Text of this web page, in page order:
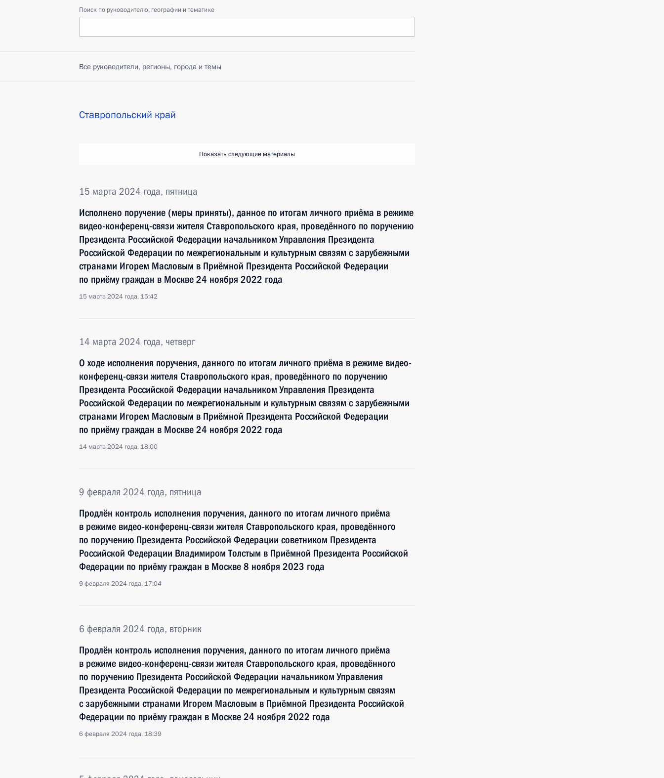
Поиск по руководителю, географии и тематике
Все руководители, регионы, города и темы
Ставропольский край
Показать следующие материалы
15 марта 2024 года, пятница
Исполнено поручение (меры приняты), данное по итогам личного приёма в режиме
видео-конференц-связи жителя Ставропольского края, проведённого по поручению
Президента Российской Федерации начальником Управления Президента
Российской Федерации по межрегиональным и культурным связям с зарубежными
странами Игорем Масловым в Приёмной Президента Российской Федерации
по приёму граждан в Москве 24 ноября 2022 года
15 марта 2024 года, 15:42
14 марта 2024 года, четверг
О ходе исполнения поручения, данного по итогам личного приёма в режиме видео-
конференц-связи жителя Ставропольского края, проведённого по поручению
Президента Российской Федерации начальником Управления Президента
Российской Федерации по межрегиональным и культурным связям с зарубежными
странами Игорем Масловым в Приёмной Президента Российской Федерации
по приёму граждан в Москве 24 ноября 2022 года
14 марта 2024 года, 18:00
9 февраля 2024 года, пятница
Продлён контроль исполнения поручения, данного по итогам личного приёма
в режиме видео-конференц-связи жителя Ставропольского края, проведённого
по поручению Президента Российской Федерации советником Президента
Российской Федерации Владимиром Толстым в Приёмной Президента Российской
Федерации по приёму граждан в Москве 8 ноября 2023 года
9 февраля 2024 года, 17:04
6 февраля 2024 года, вторник
Продлён контроль исполнения поручения, данного по итогам личного приёма
в режиме видео-конференц-связи жителя Ставропольского края, проведённого
по поручению Президента Российской Федерации начальником Управления
Президента Российской Федерации по межрегиональным и культурным связям
с зарубежными странами Игорем Масловым в Приёмной Президента Российской
Федерации по приёму граждан в Москве 24 ноября 2022 года
6 февраля 2024 года, 18:39